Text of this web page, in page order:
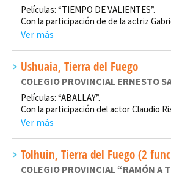
Películas: “TIEMPO DE VALIENTES”.
Con la participación de de la actriz
Ver más
Ushuaia, Tierra del Fuego
COLEGIO PROVINCIAL ERNESTO
Películas: “ABALLAY”.
Con la participación del actor Claudio
Ver más
Tolhuin, Tierra del Fuego (2
COLEGIO PROVINCIAL “RAMÓN A